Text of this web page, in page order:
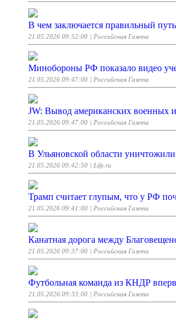
В чем заключается правильный
21.05.2026 09:52:00 | Российская Газета
Минобороны РФ показало видео
21.05.2026 09:47:00 | Российская Газета
JW: Вывод американских военных
21.05.2026 09:47:00 | Российская Газета
В Ульяновской области
21.05.2026 09:42:50 | Life.ru
Трамп считает глупым, что у РФ
21.05.2026 09:41:00 | Российская Газета
Канатная дорога между
21.05.2026 09:37:00 | Российская Газета
Футбольная команда из КНДР
21.05.2026 09:33:00 | Российская Газета